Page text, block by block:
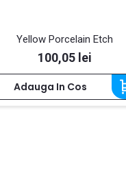
Yellow Porcelain Etch
Pret
100,05 lei
Adauga In Cos